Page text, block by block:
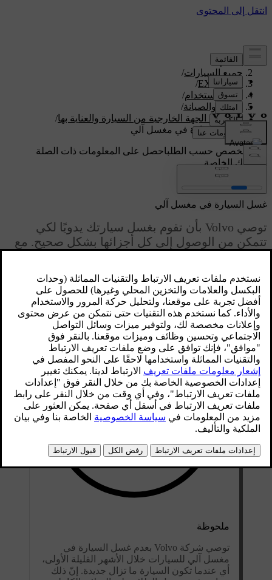
الدعم/
جميع السيارات/
EX30 2026
/
دليل الاستخدام/
العناية والصيانة/
تنظيف الجهة الخارجية من السيارة والعناية بها/
غسل السيارة في مغسل آلي
دعم مخصص حسب الطلباحصل على المعلومات ذات الصلة
بسيارتك الخاصة.
تسجيل الدخول
محدّث ٠٨‏/٠٩‏/٢٠٢٥
غسل السيارة في مغسل آلي
توصي Volvo بأن تقوم بغسل سيارتك يدويًا لكي
تتمكن من الوصول إلى كل أجزائها بشكل صحيح. مع
لتنظيف سيارتك بسرعة بمجرد اتّساخها.
ملحوظة
توصي شركة Volvo بعدم غسل السيارة في
مغسل آلي للسيارات خلال الأشهر القليلة الأولى،
أي عندما تكون السيارة ما تزال جديدة. إنّ ذلك